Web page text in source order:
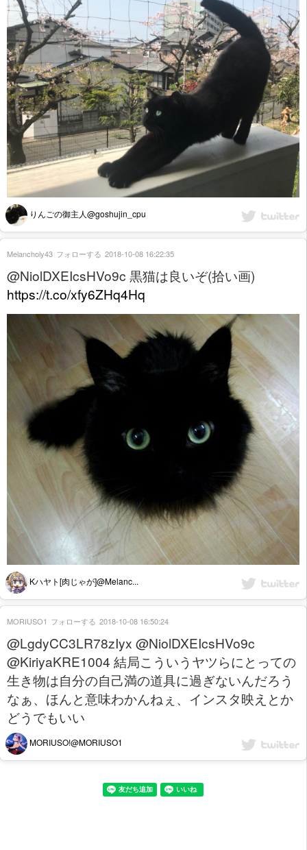
りんごの御主人@goshujin_cpu
@NiolDXEIcsHVo9c 黒猫は良いぞ(拾い画)
https://t.co/xfy6ZHq4Hq
Kハヤト[肉じゃが]@Melanc...
Melancholy43 フォローする 2018-10-08 16:22:35
@LgdyCC3LR78zIyx @NiolDXEIcsHVo9c
@KiriyaKRE1004 結局こういうヤツらにとっての
生き物は自分の自己満の道具に過ぎないんだろう
なぁ、ほんと意味わかんねぇ、インスタ映えとか
どうでもいい
MORIUSO!@MORIUSO1
MORIUSO1 フォローする 2018-10-08 16:50:24